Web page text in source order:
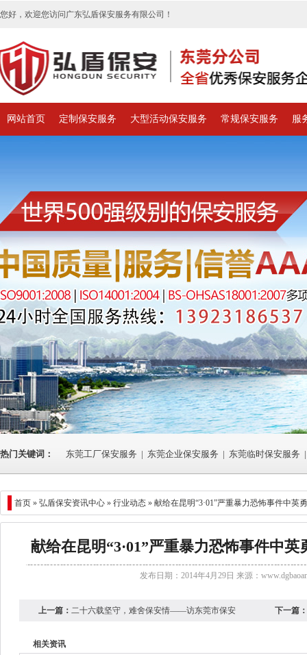
您好，欢迎您访问广东弘盾保安服务有限公司！
网站首页 定制保安服务 大型活动保安服务 常规保安服务 服
热门关键词： 东莞工厂保安服务 | 东莞企业保安服务 | 东莞临时保安服务 |
首页 » 弘盾保安资讯中心 » 行业动态 » 献给在昆明“3·01”严重暴力恐怖事件中英
献给在昆明“3·01”严重暴力恐怖事件中
发布日期：2014年4月29日 来源：
上一篇： 二十六载坚守，难舍保安情——访东莞市保安 下一篇：
相关资讯